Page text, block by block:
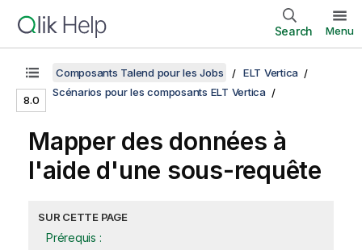
Search Menu
8.0
Composants Talend pour les Jobs
ELT Vertica
Scénarios pour les composants ELT Vertica
Mapper des données à
l'aide d'une sous-requête
SUR CETTE PAGE
Prérequis :